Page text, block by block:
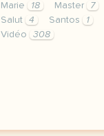
Marie
18 Master 7
Salut
4 Santos 1
Vidéo
308